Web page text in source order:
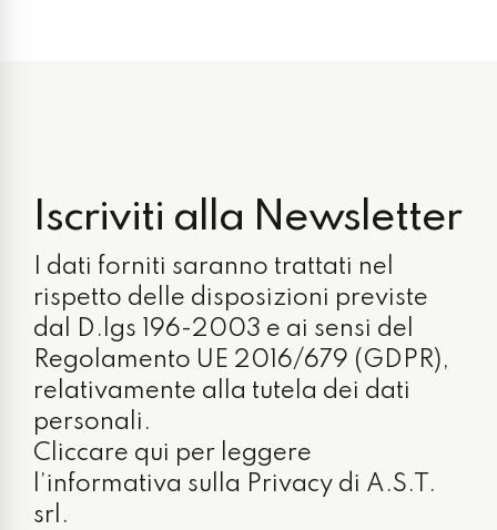
Iscriviti alla Newsletter
I dati forniti saranno trattati nel
rispetto delle disposizioni previste
dal D.lgs 196-2003 e ai sensi del
Regolamento UE 2016/679 (GDPR),
relativamente alla tutela dei dati
personali.
Cliccare qui per leggere
l’informativa sulla Privacy di A.S.T.
srl.